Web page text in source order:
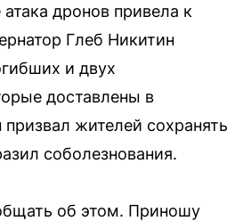
дронов привела к
Глеб Никитин
и двух
доставлены в
жителей сохранять
соболезнования.
об этом. Приношу